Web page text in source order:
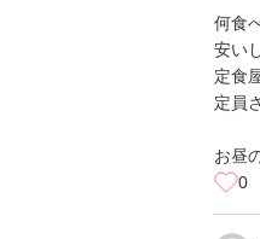
何食
安い
定食
定員
お昼
0